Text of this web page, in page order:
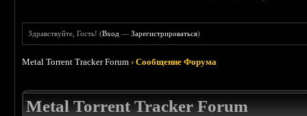
Здравствуйте, Гость! (Вход —Зарегистрироваться)
Metal Torrent Tracker Forum ›Сообщение Форума
Metal Torrent Tracker Forum